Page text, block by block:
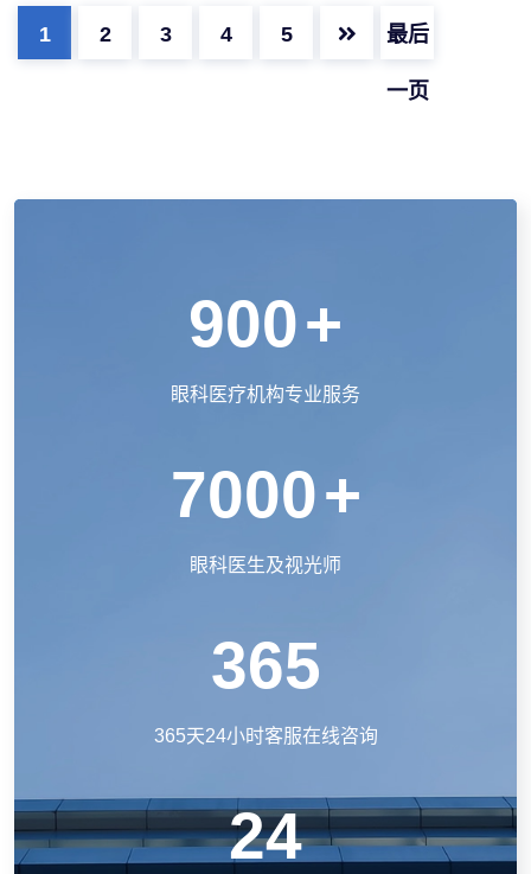
1 2 3 4 5 最后
一页
900+
眼科医疗机构专业服务
7000+
眼科医生及视光师
365
365天24小时客服在线咨询
24